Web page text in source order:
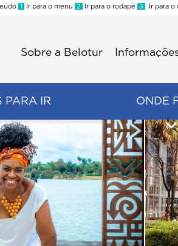
1 Ir para o menu 2 Ir para o rodapé 3 Ir para o
Sobre a Belotur
PARA IR ONDE